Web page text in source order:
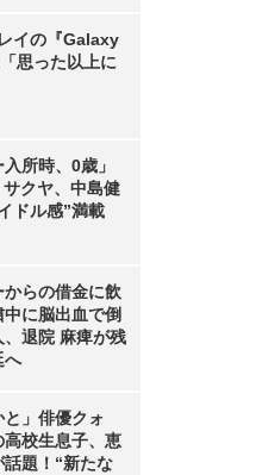
イの『Galaxy
思った以上に
入所時、0歳」
クヤ、中島健
ドル感”満載
らの借金に飲
に脳出血で倒
退院 麻痺が残
へ
と」俳優クォ
高校生息子、恵
話題！“新たな